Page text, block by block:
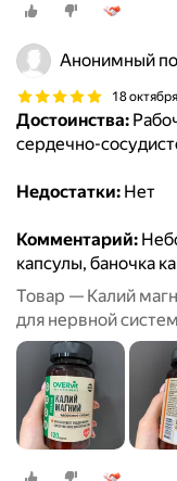
Анонимный
18
Достоинства:
сердечно-
Недостатки: Нет
Комментарий:
капсулы, баночка
Товар — Калий
для нервной